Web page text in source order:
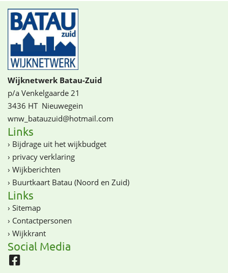
Wijknetwerk Batau-Zuid
p/a Venkelgaarde 21
3436 HT Nieuwegein
wnw_batauzuid@­­hotmail.com
Links
› Bijdrage uit het wijkbudget
› privacy verklaring
› Wijkberichten
› Buurtkaart Batau (Noord en Zuid)
Links
› Sitemap
› Contactpersonen
› Wijkkrant
Social Media